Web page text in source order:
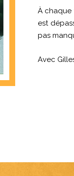
À chaque
est
pas
Avec